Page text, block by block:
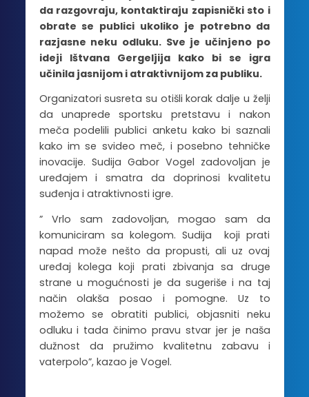
da razgovraju, kontaktiraju zapisnički sto i
obrate se publici ukoliko je potrebno da
razjasne neku odluku. Sve je učinjeno po
ideji Ištvana Gergeljija kako bi se igra
učinila jasnijom i atraktivnijom za publiku.
Organizatori susreta su otišli korak dalje u želji
da unaprede sportsku pretstavu i nakon
meča podelili publici anketu kako bi saznali
kako im se svideo meč, i posebno tehničke
inovacije. Sudija Gabor Vogel zadovoljan je
uređajem i smatra da doprinosi kvalitetu
suđenja i atraktivnosti igre.
” Vrlo sam zadovoljan, mogao sam da
komuniciram sa kolegom. Sudija koji prati
napad može nešto da propusti, ali uz ovaj
uređaj kolega koji prati zbivanja sa druge
strane u mogućnosti je da sugeriše i na taj
način olakša posao i pomogne. Uz to
možemo se obratiti publici, objasniti neku
odluku i tada činimo pravu stvar jer je naša
dužnost da pružimo kvalitetnu zabavu i
vaterpolo”, kazao je Vogel.